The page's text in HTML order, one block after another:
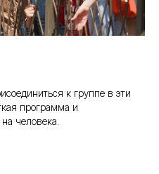
к группе в эти
программа и
человека.